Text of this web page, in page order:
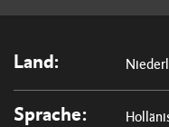
Land:
Sprache: